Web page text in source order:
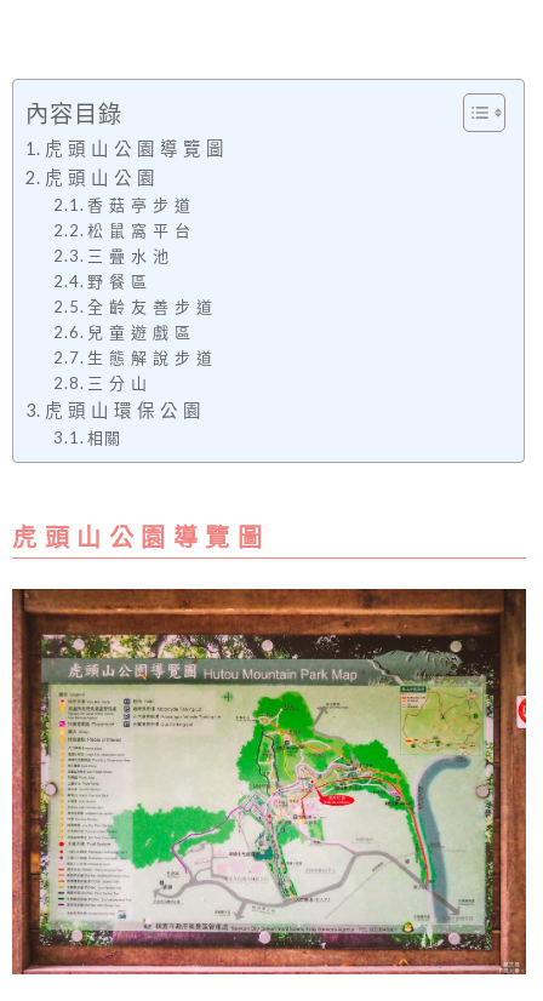
內容目錄
虎 頭 山 公 園 導 覽 圖
虎 頭 山 公 園
香 菇 亭 步 道
松 鼠 窩 平 台
三 疊 水 池
野 餐 區
全 齡 友 善 步 道
兒 童 遊 戲 區
生 態 解 說 步 道
三 分 山
虎 頭 山 環 保 公 園
相關
虎 頭 山 公 園 導 覽 圖